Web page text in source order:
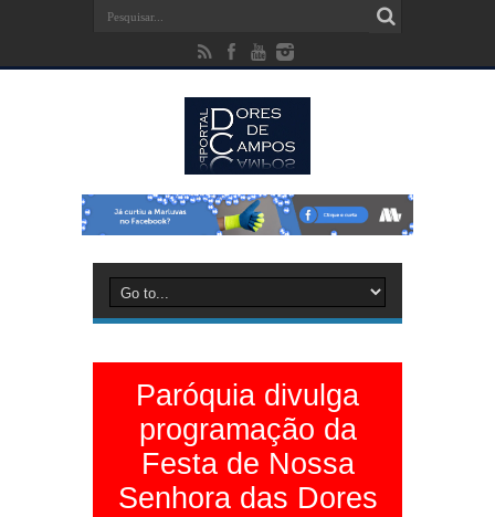
Paróquia divulga
programação da
Festa de Nossa
Senhora das Dores